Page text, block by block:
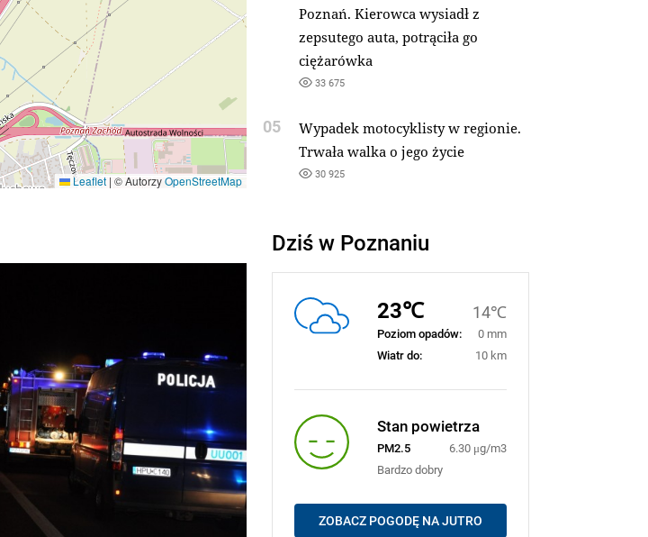
Leaflet | © AutorzyOpenStreetMap
Poznań. Kierowca wysiadł z
zepsutego auta, potrąciła go
ciężarówka
33 675
05
Wypadek motocyklisty w regionie.
Trwała walka o jego życie
30 925
Dziś w Poznaniu
23℃ 14℃
Poziom opadów:
0 mm
Wiatr do:
10 km
Stan powietrza
PM2.5
6.30 μg/m3
Bardzo dobry
ZOBACZ POGODĘ NA JUTRO